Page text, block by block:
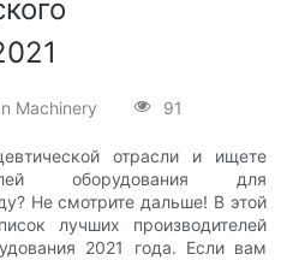
Machinery 91
отрасли и ищете
оборудования для
Не смотрите дальше! В этой
лучших производителей
2021 года. Если вам